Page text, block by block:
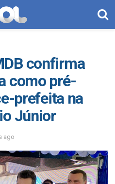
confirma
como pré-
prefeita na
Júnior
ago